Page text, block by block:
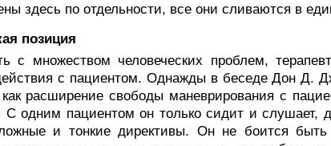
здесь по отдельности, все они сливаются в
позиция
с множеством человеческих проблем,
с пациентом. Однажды в беседе Дон Д.
расширение свобо­ды маневрирования с
С одним пациентом он только сидит и слушает,
и тонкие директивы. Он не боится